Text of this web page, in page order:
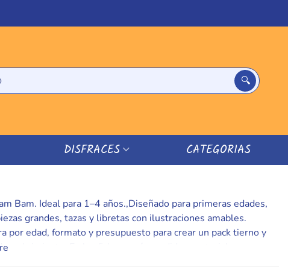
DISFRACES CATEGORIAS
Bam. Ideal para 1–4 años.,Diseñado para primeras edades,
grandes, tazas y libretas con ilustraciones amables.
edad, formato y presupuesto para crear un pack tierno y
En las fichas verás medidas, materiales y